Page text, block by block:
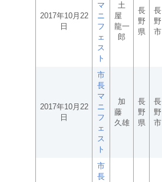
2017年10月22
日
マ
ニ
フ
ェ
ス
ト
土
屋
龍一
郎
長
野
県
長
野
市
2017年10月22
日
市
長
マ
ニ
フ
ェ
ス
ト
加
藤
久雄
長
野
県
長
野
市
市
長